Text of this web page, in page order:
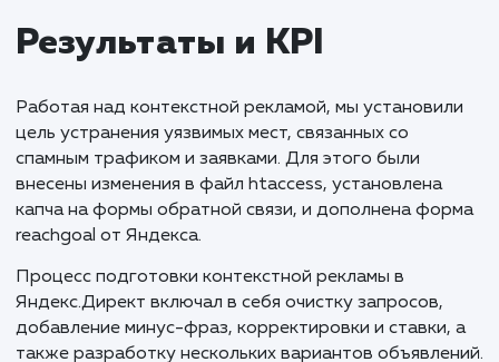
Успешная контекстная реклама
важность детального анализа и
уязвимых мест в начале работы, что
создать эффективную и маркетингово
ориентированную рекламную кампанию.
устранения проблем со спамным
спамными заявками, мы сосредоточили
на тщательной подготовке контекстной
рекламы, что привело к значительному
снижению стоимости клика и